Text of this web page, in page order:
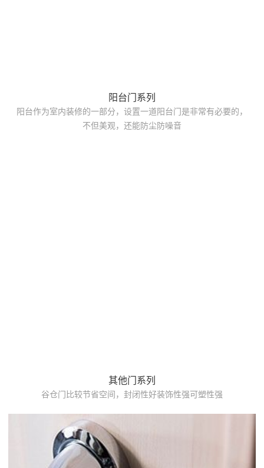
阳台门系列
阳台作为室内装修的一部分，设置一道阳台门是非常有必要的，
不但美观，还能防尘防噪音
其他门系列
谷仓门比较节省空间，封闭性好装饰性强可塑性强